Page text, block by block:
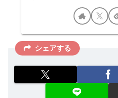
シェアする